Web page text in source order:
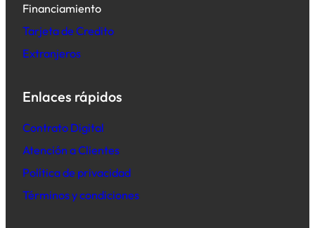
Financiamiento
Tarjeta de Credito
Extranjeros
Enlaces rápidos
Contrato Digital
Atención a Clientes
Política de privacidad
Términos y condiciones